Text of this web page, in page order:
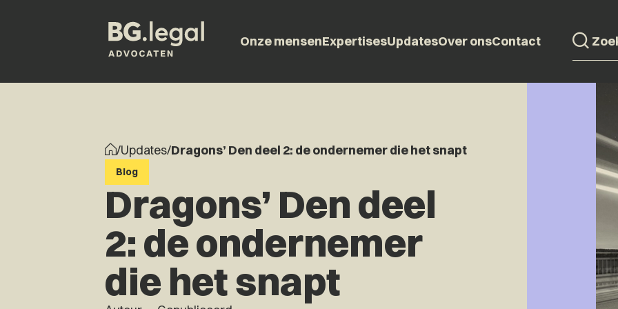
Onze mensenExpertisesUpdatesOver onsContact
/Updates/Dragons’ Den deel 2: de ondernemer die het snapt
Blog
Dragons’ Den deel
2: de ondernemer
die het snapt